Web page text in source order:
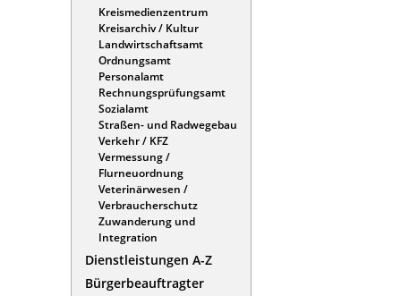
Kreismedienzentrum
Kreisarchiv / Kultur
Landwirtschaftsamt
Ordnungsamt
Personalamt
Rechnungsprüfungsamt
Sozialamt
Straßen- und Radwegebau
Verkehr / KFZ
Vermessung /
Flurneuordnung
Veterinärwesen /
Verbraucherschutz
Zuwanderung und
Integration
Dienstleistungen A-Z
Bürgerbeauftragter